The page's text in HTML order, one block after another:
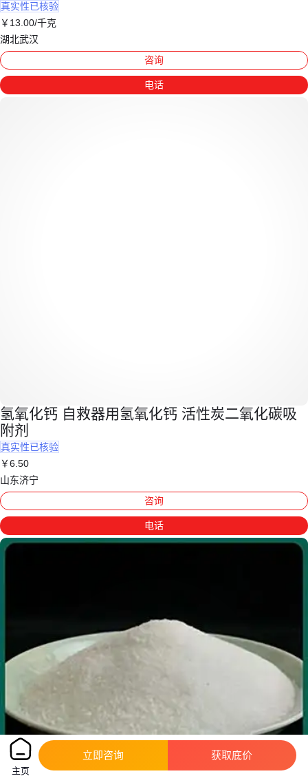
真实性已核验
￥ 13 .00/千克
湖北武汉
咨询
电话
氢氧化钙 自救器用氢氧化钙 活性炭二氧化碳吸
附剂
真实性已核验
￥6 .50
山东济宁
咨询
电话
主页
立即咨询 获取底价